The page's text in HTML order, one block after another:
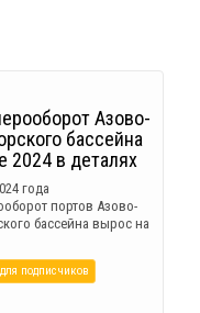
Азово-
бассейна
2024 в деталях
года
портов Азово-
бассейна вырос на
подписчиков